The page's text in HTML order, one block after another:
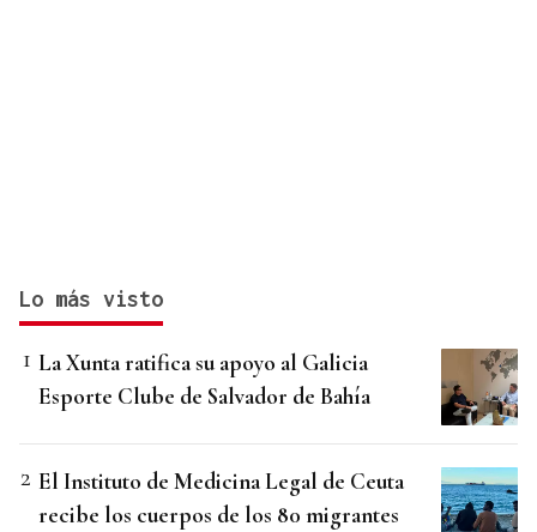
Lo más visto
La Xunta ratifica su apoyo al Galicia
Esporte Clube de Salvador de Bahía
El Instituto de Medicina Legal de Ceuta
recibe los cuerpos de los 80 migrantes